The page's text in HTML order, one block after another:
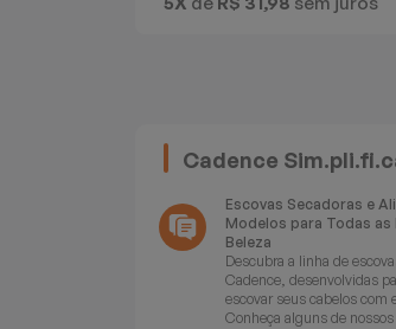
Cadence
Escovas Secadoras e
Modelos para Todas
Beleza
Descubra a linha de
Cadence, desenvolvidas
escovar seus cabelos com
Conheça alguns de